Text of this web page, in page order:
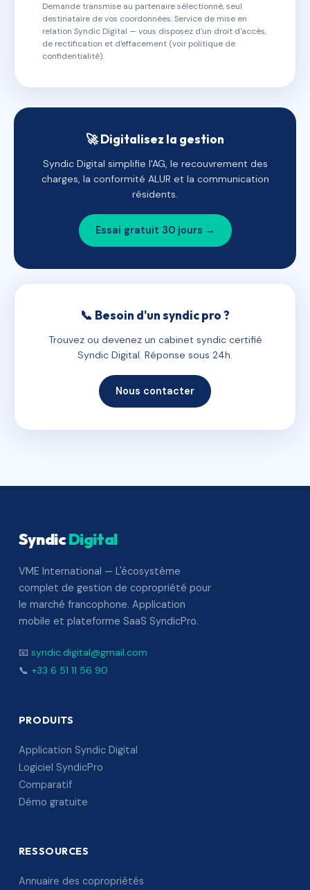
Demande transmise au partenaire sélectionné, seul
destinataire de vos coordonnées. Service de mise en
relation Syndic Digital — vous disposez d'un droit d'accès,
de rectification et d'effacement (voir politique de
confidentialité).
🚀 Digitalisez la gestion
Syndic Digital simplifie l'AG, le recouvrement des
charges, la conformité ALUR et la communication
résidents.
Essai gratuit 30 jours →
📞 Besoin d'un syndic pro ?
Trouvez ou devenez un cabinet syndic certifié
Syndic Digital. Réponse sous 24h.
Nous contacter
SyndicDigital
VME International — L'écosystème
complet de gestion de copropriété pour
le marché francophone. Application
mobile et plateforme SaaS SyndicPro.
📧 syndic.digital@gmail.com
📞 +33 6 51 11 56 90
PRODUITS
Application Syndic Digital
Logiciel SyndicPro
Comparatif
Démo gratuite
RESSOURCES
Annuaire des copropriétés